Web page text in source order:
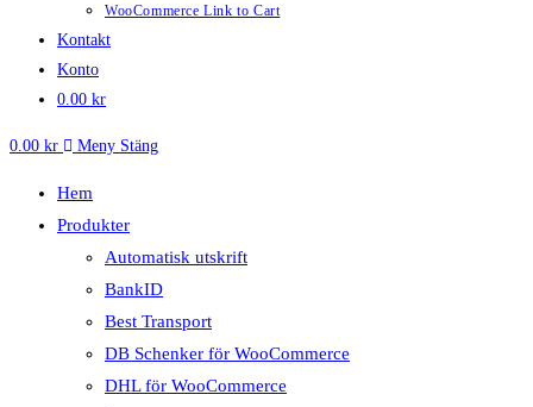
WooCommerce Link to Cart
Kontakt
Konto
0.00 kr
0.00 kr Meny Stäng
Hem
Produkter
Automatisk utskrift
BankID
Best Transport
DB Schenker för WooCommerce
DHL för WooCommerce